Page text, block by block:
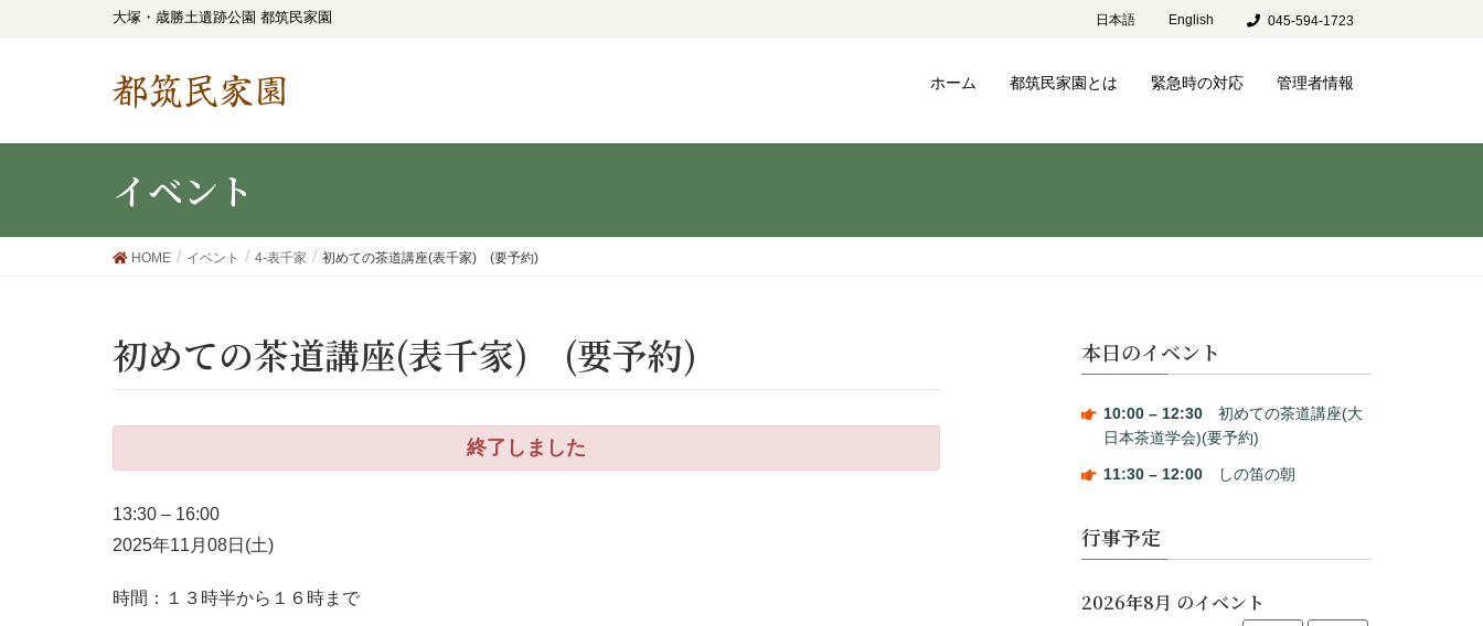
大塚・歳勝土遺跡公園 都筑民家園 日本語 English 045-594-1723
都筑民家園 ホーム 都筑民家園とは 緊急時の対応 管理者情報
イベント
HOME イベント 4-表千家 初めての茶道講座(表千家) (要予約)
初めての茶道講座(表千家) (要予約)
13:30 – 16:00
2025年11月08日(土)
時間：１３時半から１６時まで
本日のイベント
10:00 – 12:30初めての茶道講座(大
日本茶道学会)(要予約)
11:30 – 12:00しの笛の朝
行事予定
2026年8月 のイベント